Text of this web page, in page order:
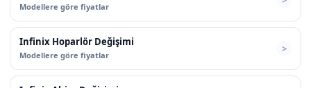
Modellere göre fiyatlar
Infinix Hoparlör Değişimi
Modellere göre fiyatlar